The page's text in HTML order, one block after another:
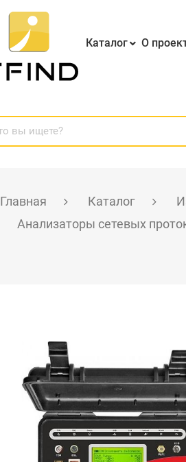
Каталог О
Главная Каталог
Анализаторы сетевых